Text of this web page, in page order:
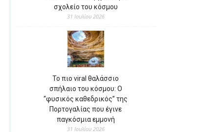
σχολείο του κόσμου
31 Ιουλίου 2026
Το πιο viral θαλάσσιο
σπήλαιο του κόσμου: Ο
“φυσικός καθεδρικός” της
Πορτογαλίας που έγινε
παγκόσμια εμμονή
31 Ιουλίου 2026